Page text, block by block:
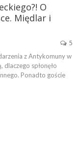
O
Międlar i
5
z Antykomuny w
dlaczego spłonęło
Ponadto goście